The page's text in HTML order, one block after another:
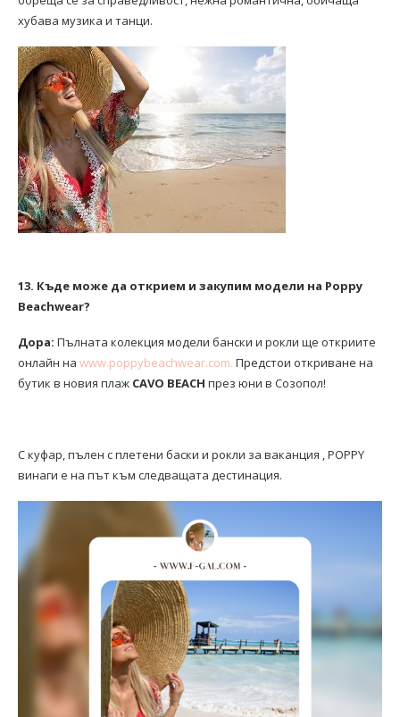
хубава музика и танци.
13. Къде може да открием и закупим модели на Poppy
Beachwear?
Дора: Пълната колекция модели бански и рокли ще откриите
онлайн на www.poppybeachwear.com. Предстои откриване на
бутик в новия плаж CAVO BEACH през юни в Созопол!
С куфар, пълен с плетени баски и рокли за ваканция , POPPY
винаги е на път към следващата дестинация.